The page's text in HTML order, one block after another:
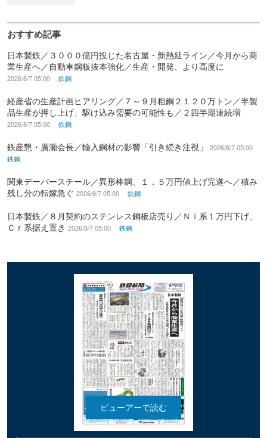
おすすめ記事
日本製鉄／３０００億円投じた名古屋・新熱延ライン／今月から商
業生産へ／自動車鋼板抜本強化／生産・開発、より高度に
2026/8/7 05:00 鉄鋼
経産省の生産計画ヒアリング／７～９月粗鋼２１２０万トン／半製
品生産が押し上げ、駆け込み需要の可能性も／２四半期連続増
2026/8/7 05:00 鉄鋼
鉄産懇・廣瀬会長／輸入鋼材の影響「引き続き注視」
2026/8/7 05:00
鉄鋼
関東デーバースチール／異形棒鋼、１．５万円値上げ完遂へ／積み
残し分の転嫁急ぐ 2026/8/7 05:00 鉄鋼
日本製鉄／８月契約のステンレス鋼板店売り／Ｎｉ系１万円下げ、
Ｃｒ系据え置き 2026/8/7 05:00 鉄鋼